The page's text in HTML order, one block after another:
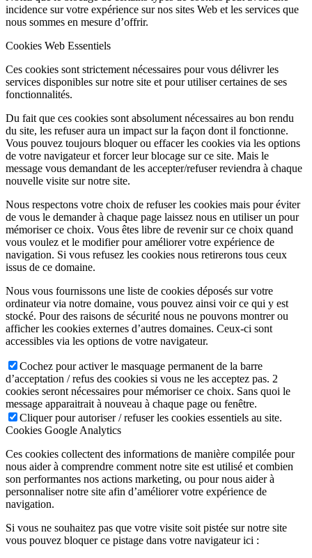
incidence sur votre expérience sur nos sites Web et les services que
nous sommes en mesure d’offrir.
Cookies Web Essentiels
Ces cookies sont strictement nécessaires pour vous délivrer les
services disponibles sur notre site et pour utiliser certaines de ses
fonctionnalités.
Du fait que ces cookies sont absolument nécessaires au bon rendu
du site, les refuser aura un impact sur la façon dont il fonctionne.
Vous pouvez toujours bloquer ou effacer les cookies via les options
de votre navigateur et forcer leur blocage sur ce site. Mais le
message vous demandant de les accepter/refuser reviendra à chaque
nouvelle visite sur notre site.
Nous respectons votre choix de refuser les cookies mais pour éviter
de vous le demander à chaque page laissez nous en utiliser un pour
mémoriser ce choix. Vous êtes libre de revenir sur ce choix quand
vous voulez et le modifier pour améliorer votre expérience de
navigation. Si vous refusez les cookies nous retirerons tous ceux
issus de ce domaine.
Nous vous fournissons une liste de cookies déposés sur votre
ordinateur via notre domaine, vous pouvez ainsi voir ce qui y est
stocké. Pour des raisons de sécurité nous ne pouvons montrer ou
afficher les cookies externes d’autres domaines. Ceux-ci sont
accessibles via les options de votre navigateur.
Cochez pour activer le masquage permanent de la barre
d’acceptation / refus des cookies si vous ne les acceptez pas. 2
cookies seront nécessaires pour mémoriser ce choix. Sans quoi le
message apparaitrait à nouveau à chaque page ou fenêtre.
Cliquer pour autoriser / refuser les cookies essentiels au site.
Cookies Google Analytics
Ces cookies collectent des informations de manière compilée pour
nous aider à comprendre comment notre site est utilisé et combien
son performantes nos actions marketing, ou pour nous aider à
personnaliser notre site afin d’améliorer votre expérience de
navigation.
Si vous ne souhaitez pas que votre visite soit pistée sur notre site
vous pouvez bloquer ce pistage dans votre navigateur ici :